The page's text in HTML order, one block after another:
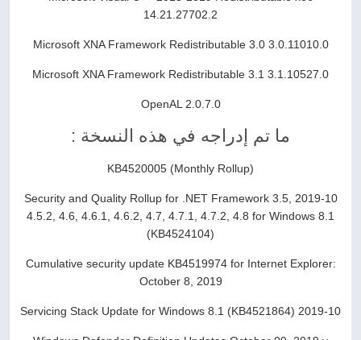
14.21.27702.2
Microsoft XNA Framework Redistributable 3.0 3.0.11010.0
Microsoft XNA Framework Redistributable 3.1 3.1.10527.0
OpenAL 2.0.7.0
ما تم إدراجه في هذه النسخة :
KB4520005 (Monthly Rollup)
2019-10 Security and Quality Rollup for .NET Framework 3.5,
4.5.2, 4.6, 4.6.1, 4.6.2, 4.7, 4.7.1, 4.7.2, 4.8 for Windows 8.1
(KB4524104)
Cumulative security update KB4519974 for Internet Explorer:
October 8, 2019
2019-10 Servicing Stack Update for Windows 8.1 (KB4521864)